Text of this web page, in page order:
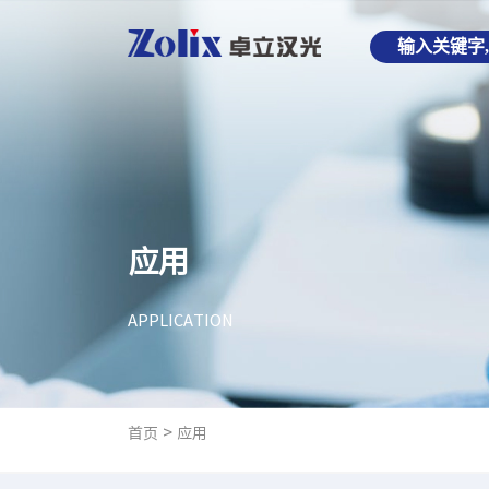
应用
APPLICATION
首页 > 应用